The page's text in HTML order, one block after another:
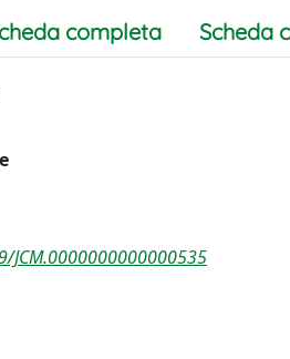
completa Scheda